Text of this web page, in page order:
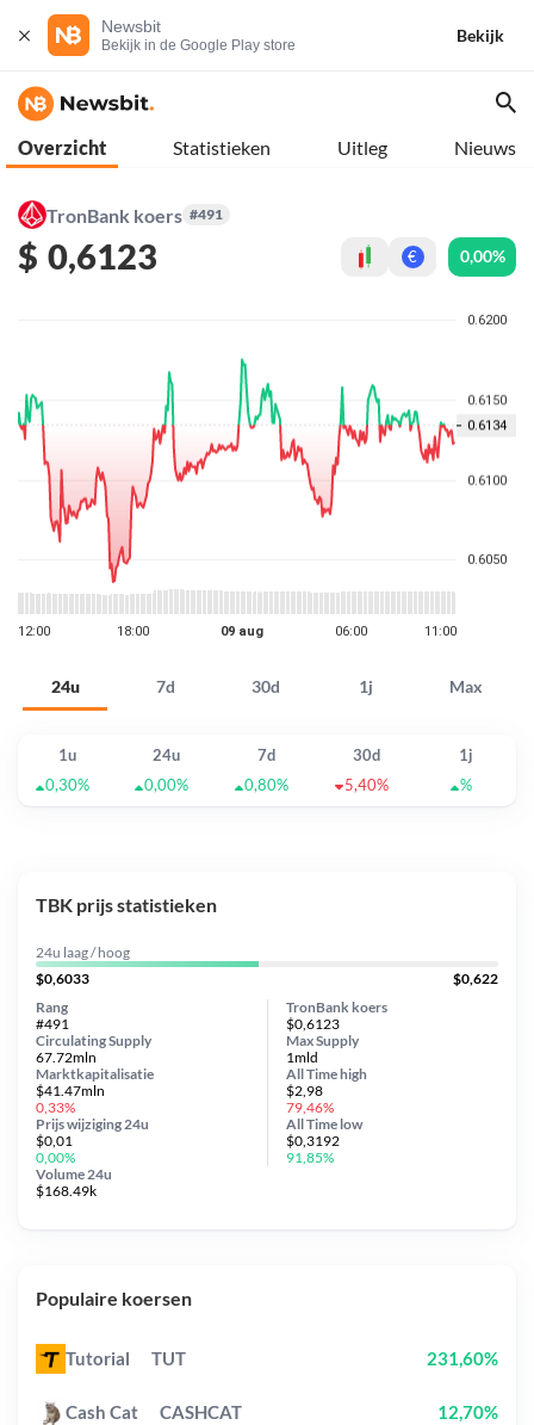
Newsbit
Bekijk in de Google Play store
Bekijk
Overzicht Statistieken Uitleg Nieuws
TronBank koers #491
$ 0,6123 € 0,00%
24u 7d 30d 1j Max
1u 24u 7d 30d
1j
0,30%
0,00% 0,80% 5,40% %
TBK prijs statistieken
24u laag / hoog
$0,6033
$0,622
TronBank koers
$0,6123
Circulating Supply
67.72mln
Prijs wijziging 24u
$0,01
0,00%
Max Supply
1mld
Marktkapitalisatie
$41.47mln
0,33%
Volume 24u
$168.49k
Rang
#491
All Timehigh
$2,98
79,46%
All Time low
$0,3192
91,85%
Populaire koersen
Tutorial TUT 231,60%
Cash Cat CASHCAT 12,70%